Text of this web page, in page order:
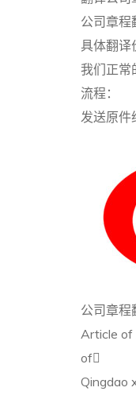
公司章程
具体翻译
我们正常
流程：
发送原
公司章程
Article of
of
Qingdao